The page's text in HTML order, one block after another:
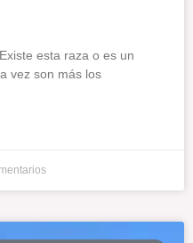
esta raza o es un
vez son más los